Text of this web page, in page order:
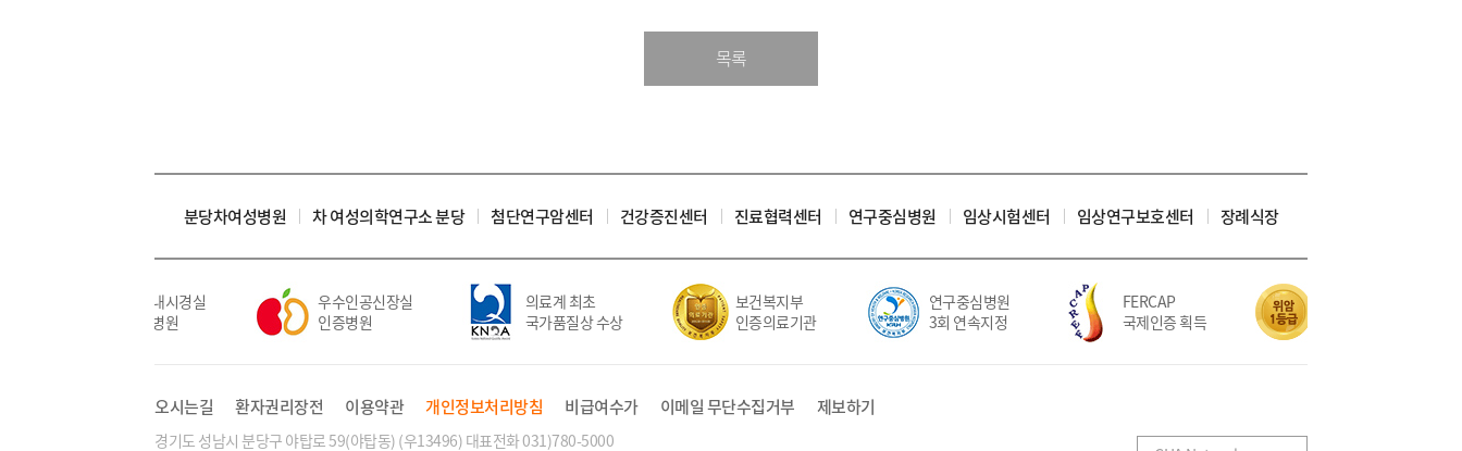
목록
분당차여성병원 차 여성의학연구소 분당 첨단연구암센터 건강증진센터 진료협력센터 연구중심병원 임상시험센터 임상연구보호센터 장례식장
우수내시경실
인증병원
우수인공신장실
인증병원
의료계 최초
국가품질상 수상
보건복지부
인증의료기관
연구중심병원
3회 연속지정
FERCAP
국제인증 획득
위암 치료 5회 연속
적정성평가 1등급
오시는길 환자권리장전 이용약관 개인정보처리방침 비급여수가 이메일 무단수집거부 제보하기
경기도 성남시 분당구 야탑로 59(야탑동) (우13496) 대표전화 031)780-5000